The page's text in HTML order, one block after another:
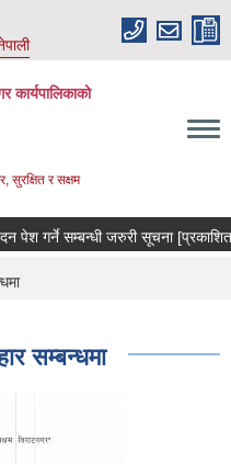
कार्यपालिकाको
सुरक्षित र सक्षम
पेश गर्ने सम्बन्धी जरुरी सूचना
सम्बन्धमा